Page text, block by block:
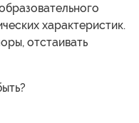
характеристик.
отстаивать